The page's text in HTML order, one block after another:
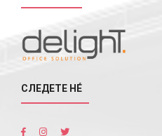
СЛЕДЕТЕ НÉ